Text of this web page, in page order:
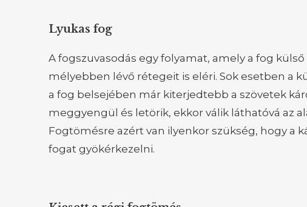
Lyukas fog
A fogszuvasodás egy folyamat, amely a fog
mélyebben lévő rétegeit is eléri. Sok esetben a
a fog belsejében már kiterjedtebb a szövetek
meggyengül és letörik, ekkor válik láthatóvá az
Fogtömésre azért van ilyenkor szükség, hogy a
fogat gyökérkezelni.